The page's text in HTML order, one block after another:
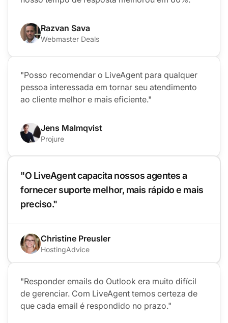
Razvan Sava
Webmaster Deals
"Posso recomendar o LiveAgent para qualquer
pessoa interessada em tornar seu atendimento
ao cliente melhor e mais eficiente."
Jens Malmqvist
Projure
"O LiveAgent capacita nossos agentes a
fornecer suporte melhor, mais rápido e mais
preciso."
Christine Preusler
HostingAdvice
"Responder emails do Outlook era muito difícil
de gerenciar. Com LiveAgent temos certeza de
que cada email é respondido no prazo."